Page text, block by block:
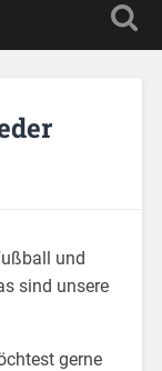
und
sind unsere
gerne